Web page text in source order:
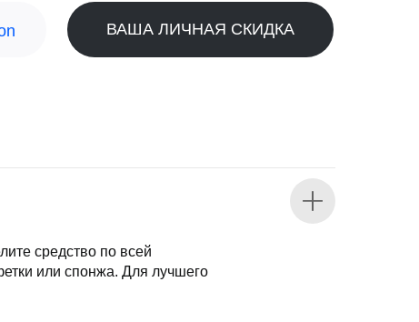
ВАША ЛИЧНАЯ СКИДКА
средство по всей
или спонжа. Для лучшего